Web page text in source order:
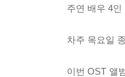
주연 배우 4인
차주 목요일
이번 OST 앨